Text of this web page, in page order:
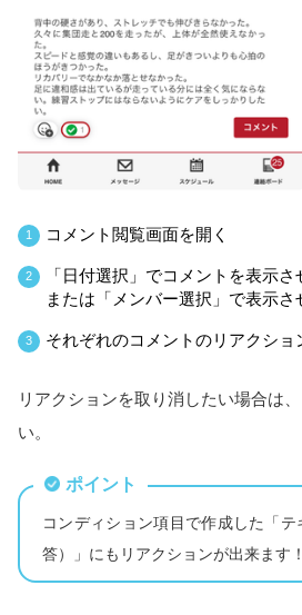
1 コメント閲覧画面を開く
2
「日付選択」でコメントを表示
または「メンバー選択」で表示
3 それぞれのコメントのリアクショ
リアクションを取り消したい場合は
い。
ポイント
コンディション項目で作成した「
答）」にもリアクションが出来ます！